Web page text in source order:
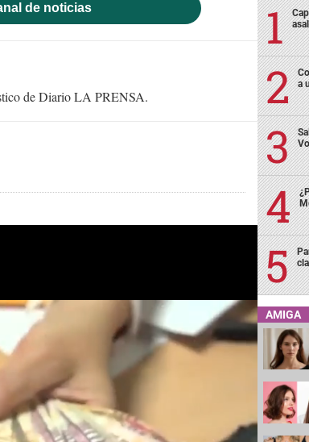
de noticias
de Diario LA PRENSA.
a
AMIGA